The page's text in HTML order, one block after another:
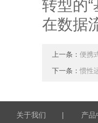
转型的
在数据
上一条： 便携
下一条： 惯性
关于我们 | 产品